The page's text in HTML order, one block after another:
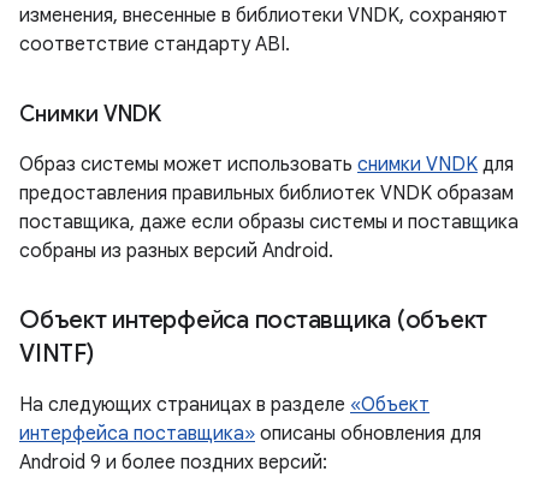
изменения, внесенные в библиотеки VNDK, сохраняют
соответствие стандарту ABI.
Снимки VNDK
Образ системы может использовать снимки VNDK для
предоставления правильных библиотек VNDK образам
поставщика, даже если образы системы и поставщика
собраны из разных версий Android.
Объект интерфейса поставщика (объект
VINTF)
На следующих страницах в разделе «Объект
интерфейса поставщика» описаны обновления для
Android 9 и более поздних версий: